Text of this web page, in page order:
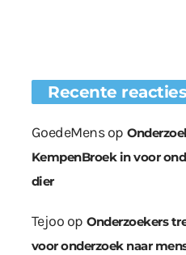
Recente reacties
GoedeMensop
KempenBroek in voor
dier
Tejoo op Onderzoekers
voor onderzoek naar